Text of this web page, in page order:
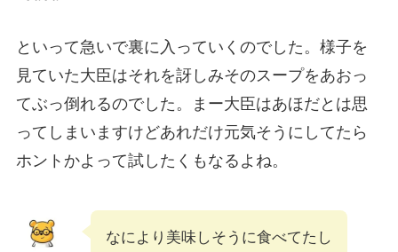
といって急いで裏に入っていくのでした。様子を
見ていた大臣はそれを訝しみそのスープをあおっ
てぶっ倒れるのでした。まー大臣はあほだとは思
ってしまいますけどあれだけ元気そうにしてたら
ホントかよって試したくもなるよね。
なにより美味しそうに食べてたし